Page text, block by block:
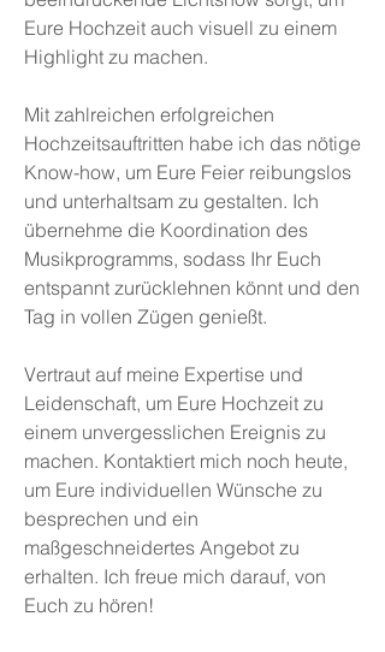
Eure Hochzeit auch visuell zu einem
Highlight zu machen.
Mit zahlreichen erfolgreichen
Hochzeitsauftritten habe ich das nötige
Know-how, um Eure Feier reibungslos
und unterhaltsam zu gestalten. Ich
übernehme die Koordination des
Musikprogramms, sodass Ihr Euch
entspannt zurücklehnen könnt und den
Tag in vollen Zügen genießt.
Vertraut auf meine Expertise und
Leidenschaft, um Eure Hochzeit zu
einem unvergesslichen Ereignis zu
machen. Kontaktiert mich noch heute,
um Eure individuellen Wünsche zu
besprechen und ein
maßgeschneidertes Angebot zu
erhalten. Ich freue mich darauf, von
Euch zu hören!